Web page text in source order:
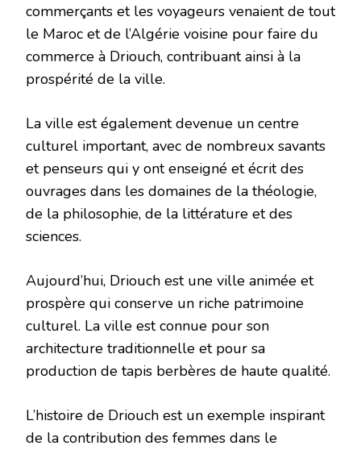
commerçants et les voyageurs venaient de tout
le Maroc et de l’Algérie voisine pour faire du
commerce à Driouch, contribuant ainsi à la
prospérité de la ville.
La ville est également devenue un centre
culturel important, avec de nombreux savants
et penseurs qui y ont enseigné et écrit des
ouvrages dans les domaines de la théologie,
de la philosophie, de la littérature et des
sciences.
Aujourd’hui, Driouch est une ville animée et
prospère qui conserve un riche patrimoine
culturel. La ville est connue pour son
architecture traditionnelle et pour sa
production de tapis berbères de haute qualité.
L’histoire de Driouch est un exemple inspirant
de la contribution des femmes dans le